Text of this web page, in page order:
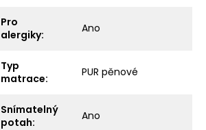
Pro
alergiky: Ano
Typ
matrace: PUR pěnové
Snímatelný
potah: Ano